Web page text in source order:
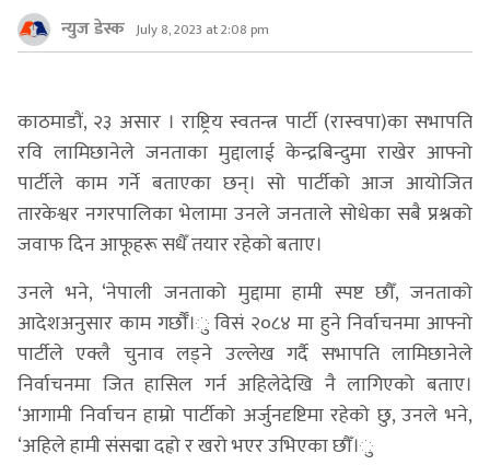
न्युज डेस्क July 8, 2023 at 2:08 pm
काठमाडौं, २३ असार । राष्ट्रिय स्वतन्त्र पार्टी (रास्वपा)का सभापति
रवि लामिछानेले जनताका मुद्दालाई केन्द्रबिन्दुमा राखेर आफ्नो
पार्टीले काम गर्ने बताएका छन्। सो पार्टीको आज आयोजित
तारकेश्वर नगरपालिका भेलामा उनले जनताले सोधेका सबै प्रश्नको
जवाफ दिन आफूहरू सधैँ तयार रहेको बताए।
उनले भने, ‘नेपाली जनताको मुद्दामा हामी स्पष्ट छौँ, जनताको
आदेशअनुसार काम गर्छौँ।ु विसं २०८४ मा हुने निर्वाचनमा आफ्नो
पार्टीले एक्लै चुनाव लड्ने उल्लेख गर्दै सभापति लामिछानेले
निर्वाचनमा जित हासिल गर्न अहिलेदेखि नै लागिएको बताए।
‘आगामी निर्वाचन हाम्रो पार्टीको अर्जुनदृष्टिमा रहेको छु, उनले भने,
‘अहिले हामी संसद्मा दह्रो र खरो भएर उभिएका छौँ।ु